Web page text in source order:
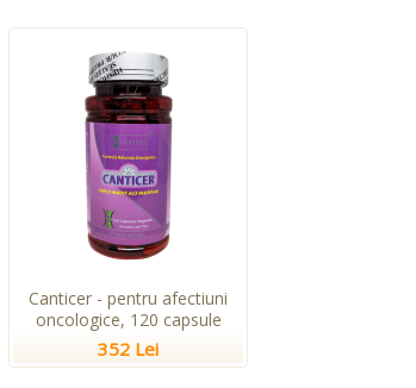
Canticer - pentru afectiuni
oncologice, 120 capsule
352 Lei